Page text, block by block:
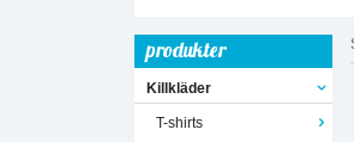
produkter
Killkläder
T-shirts